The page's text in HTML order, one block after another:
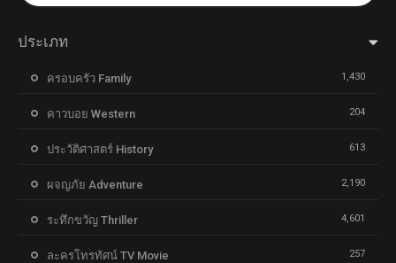
ประเภท
ครอบครัว Family 1,430
คาวบอย Western 204
ประวัติศาสตร์ History 613
ผจญภัย Adventure 2,190
ระทึกขวัญ Thriller 4,601
ละครโทรทัศน์ TV Movie 257